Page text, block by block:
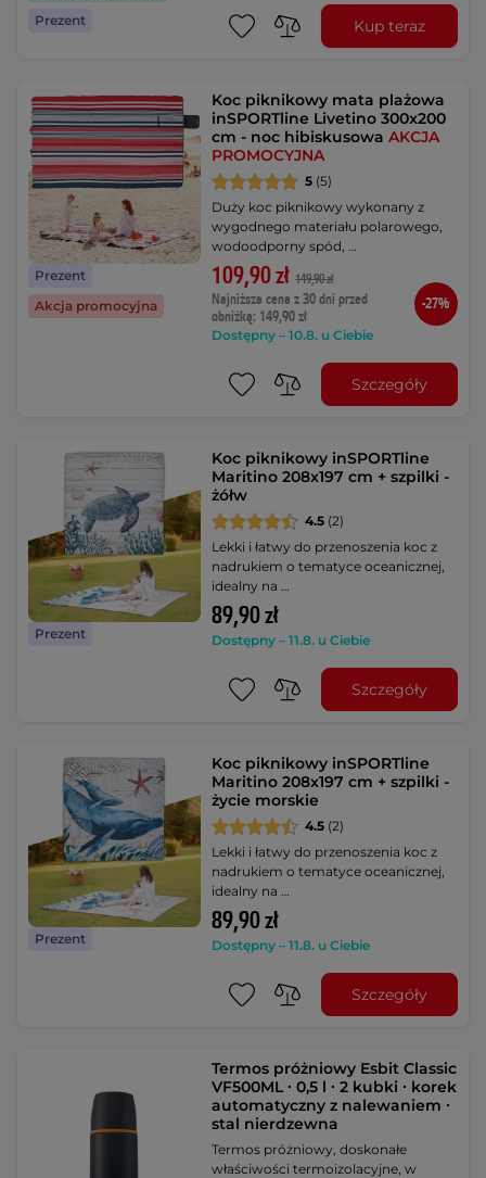
Prezent
Kup teraz
Prezent
Akcja promocyjna
Koc piknikowy mata plażowa
inSPORTline Livetino 300x200
cm - noc hibiskusowaAKCJA
PROMOCYJNA
5 (5)
Duży koc piknikowy wykonany z
wygodnego materiału polarowego,
wodoodporny spód, …
109,90 zł 149,90 zł
Najniższa cena z 30 dni przed
obniżką: 149,90 zł
Dostępny – 10.8. u Ciebie
-27%
Szczegóły
Prezent
Koc piknikowy inSPORTline
Maritino 208x197 cm + szpilki -
żółw
4.5 (2)
Lekki i łatwy do przenoszenia koc z
nadrukiem o tematyce oceanicznej,
idealny na …
89,90 zł
Dostępny – 11.8. u Ciebie
Szczegóły
Prezent
Koc piknikowy inSPORTline
Maritino 208x197 cm + szpilki -
życie morskie
4.5 (2)
Lekki i łatwy do przenoszenia koc z
nadrukiem o tematyce oceanicznej,
idealny na …
89,90 zł
Dostępny – 11.8. u Ciebie
Szczegóły
Termos próżniowy Esbit Classic
VF500ML ∙ 0,5 l ∙ 2 kubki ∙ korek
automatyczny z nalewaniem ∙
stal nierdzewna
Termos próżniowy, doskonałe
właściwości termoizolacyjne, w